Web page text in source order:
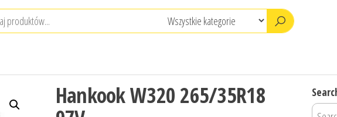
Hankook W320 265/35R18